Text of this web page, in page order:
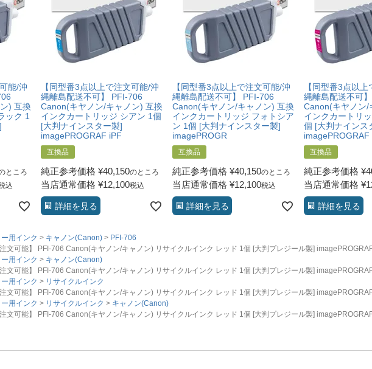
能/沖
) 互換
ック 1
ところ
込
【同型番3点以上で注文可能/沖
縄離島配送不可】 PFI-706
Canon(キヤノン/キャノン) 互換
インクカートリッジ シアン 1個
[大判ナインスター製]
imagePROGRAF iPF
互換品
純正参考価格 ¥40,150のところ
当店通常価格 ¥12,100税込
詳細を見る
【同型番3点以上で注文可能/沖
縄離島配送不可】 PFI-706
Canon(キヤノン/キャノン) 互換
インクカートリッジ フォトシア
ン 1個 [大判ナインスター製]
imagePROGR
互換品
純正参考価格 ¥40,150のところ
当店通常価格 ¥12,100税込
詳細を見る
【同型番3点以
縄離島配送不可
Canon(キヤノン/
インクカートリ
個 [大判ナインス
imagePROGRAF
互換品
純正参考価格 ¥
当店通常価格 ¥
詳細を見る
用インク キャノン(Canon)
PFI-706
文可能】 PFI-706 Canon(キヤノン/キャノン) リサイクルインク レッド 1個 [大判プレジール製]
用インク
キャノン(Canon)
文可能】 PFI-706 Canon(キヤノン/キャノン) リサイクルインク レッド 1個 [大判プレジール製]
用インク
リサイクルインク
文可能】 PFI-706 Canon(キヤノン/キャノン) リサイクルインク レッド 1個 [大判プレジール製]
用インク リサイクルインク
キャノン(Canon)
文可能】 PFI-706 Canon(キヤノン/キャノン) リサイクルインク レッド 1個 [大判プレジール製]